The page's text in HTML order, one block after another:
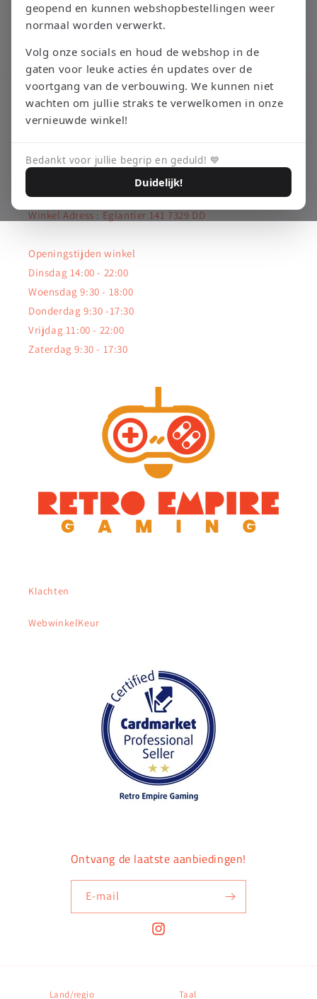
Bedrijfsgegevens
BTW: NL003663643B11
Winkel Adress : Eglantier 141 7329 DD
Openingstijden winkel
Dinsdag 14:00 - 22:00
Woensdag 9:30 - 18:00
Donderdag 9:30 -17:30
Vrijdag 11:00 - 22:00
Zaterdag 9:30 - 17:30
Klachten
WebwinkelKeur
Ontvang de laatste aanbiedingen!
E‑mail
Instagram
Land/regio Taal
geopend en kunnen webshopbestellingen weer
normaal worden verwerkt.
Volg onze socials en houd de webshop in de
gaten voor leuke acties én updates over de
voortgang van de verbouwing. We kunnen niet
wachten om jullie straks te verwelkomen in onze
vernieuwde winkel!
Bedankt voor jullie begrip en geduld! 💙
Duidelijk!